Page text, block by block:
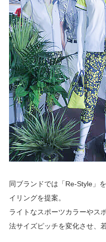
同ブランドでは「Re-Style」
イリングを提案。
ライトなスポーツカラーやス
法サイズピッチを変化させ、